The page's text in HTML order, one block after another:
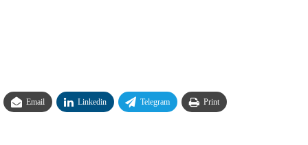
Email Linkedin Telegram Print